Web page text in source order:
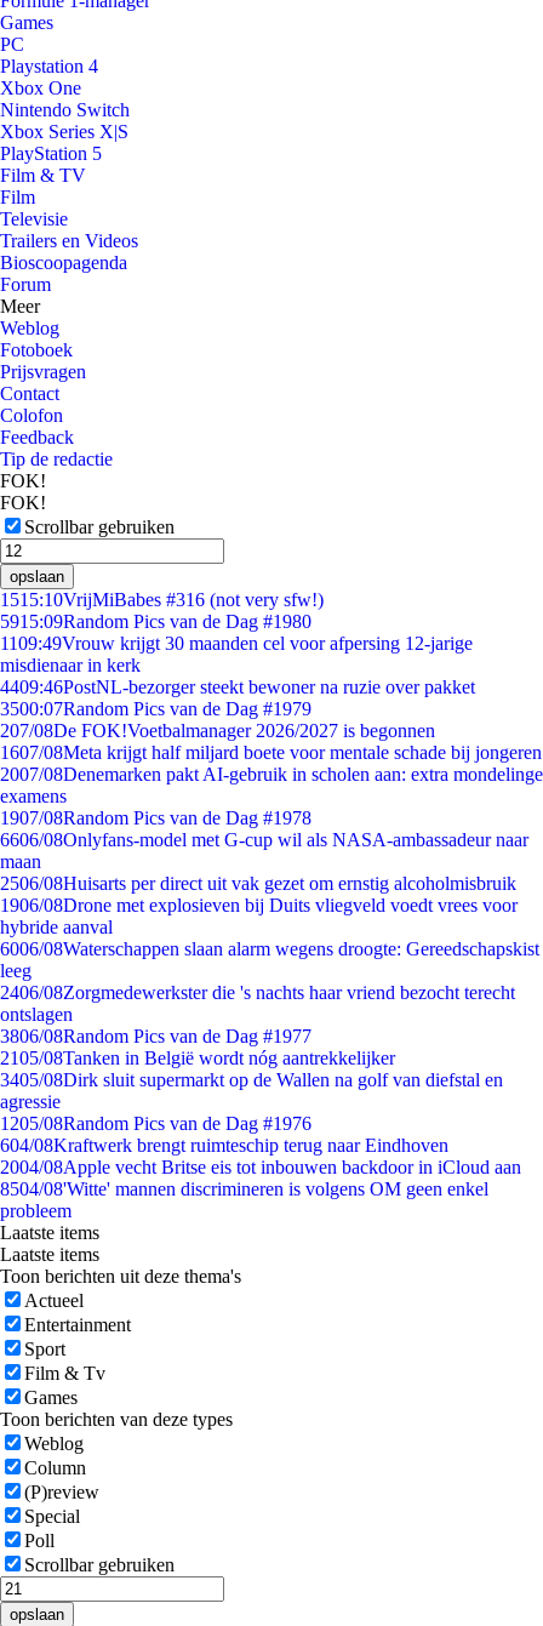
Games
PC
Playstation 4
Xbox One
Nintendo Switch
Xbox Series X|S
PlayStation 5
Film & TV
Film
Televisie
Trailers en Videos
Bioscoopagenda
Forum
Meer
Weblog
Fotoboek
Prijsvragen
Contact
Colofon
Feedback
Tip de redactie
FOK!
FOK!
Scrollbar gebruiken
opslaan
1515:10VrijMiBabes #316 (not very sfw!)
5915:09Random Pics van de Dag #1980
1109:49Vrouw krijgt 30 maanden cel voor afpersing 12-jarige
misdienaar in kerk
4409:46PostNL-bezorger steekt bewoner na ruzie over pakket
3500:07Random Pics van de Dag #1979
207/08De FOK!Voetbalmanager 2026/2027 is begonnen
1607/08Meta krijgt half miljard boete voor mentale schade bij jongeren
2007/08Denemarken pakt AI-gebruik in scholen aan: extra mondelinge
examens
1907/08Random Pics van de Dag #1978
6606/08Onlyfans-model met G-cup wil als NASA-ambassadeur naar
maan
2506/08Huisarts per direct uit vak gezet om ernstig alcoholmisbruik
1906/08Drone met explosieven bij Duits vliegveld voedt vrees voor
hybride aanval
6006/08Waterschappen slaan alarm wegens droogte: Gereedschapskist
leeg
2406/08Zorgmedewerkster die 's nachts haar vriend bezocht terecht
ontslagen
3806/08Random Pics van de Dag #1977
2105/08Tanken in België wordt nóg aantrekkelijker
3405/08Dirk sluit supermarkt op de Wallen na golf van diefstal en
agressie
1205/08Random Pics van de Dag #1976
604/08Kraftwerk brengt ruimteschip terug naar Eindhoven
2004/08Apple vecht Britse eis tot inbouwen backdoor in iCloud aan
8504/08'Witte' mannen discrimineren is volgens OM geen enkel
probleem
Laatste items
Laatste items
Toon berichten uit deze thema's
Actueel
Entertainment
Sport
Film & Tv
Games
Toon berichten van deze types
Weblog
Column
(P)review
Special
Poll
Scrollbar gebruiken
opslaan